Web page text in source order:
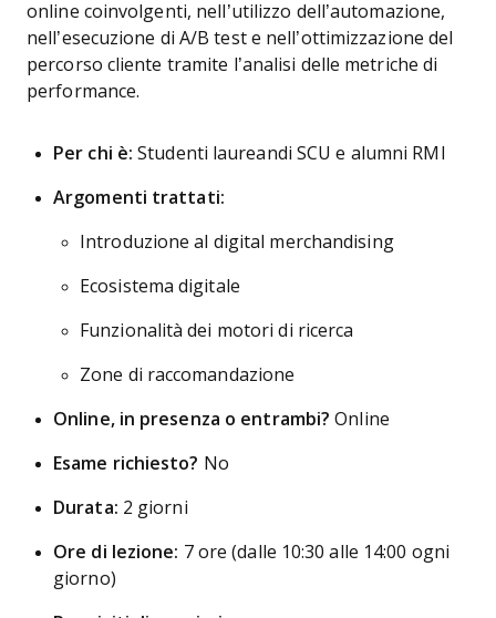
online coinvolgenti, nell’utilizzo dell’automazione,
nell’esecuzione di A/B test e nell’ottimizzazione del
percorso cliente tramite l’analisi delle metriche di
performance.
Per chi è: Studenti laureandi SCU e alumni RMI
Argomenti trattati:
Introduzione al digital merchandising
Ecosistema digitale
Funzionalità dei motori di ricerca
Zone di raccomandazione
Online, in presenza o entrambi? Online
Esame richiesto? No
Durata: 2 giorni
Ore di lezione: 7 ore (dalle 10:30 alle 14:00 ogni
giorno)